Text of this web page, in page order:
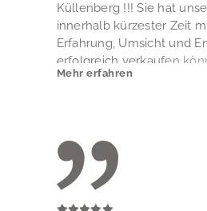
Küllenberg !!! Sie hat
innerhalb kürzester Zeit
Erfahrung, Umsicht und
erfolgreich verkaufen
Professionalität war für
Interesse zielführend
Für den großen
dem sie uns von der
die Verkaufsabwicklung
Mehr erfahren